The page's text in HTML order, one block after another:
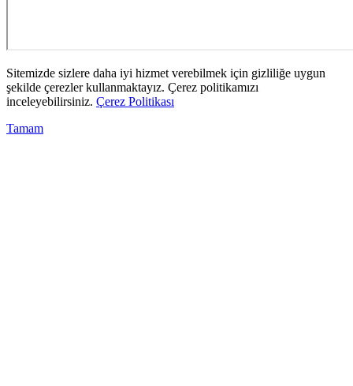
Sitemizde sizlere daha iyi hizmet verebilmek için gizliliğe uygun
şekilde çerezler kullanmaktayız. Çerez politikamızı
inceleyebilirsiniz. Çerez Politikası
Tamam